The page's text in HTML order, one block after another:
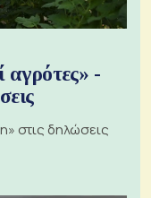
αγρότες» -
στις δηλώσεις